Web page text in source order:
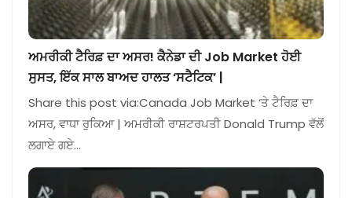
ਅਮਰੀਕੀ ਟੈਰਿਫ਼ ਦਾ ਅਸਰ! ਕੈਨੇਡਾ ਦੀ Job Market ਹੋਈ
ਸੁਸਤ, ਇੱਕ ਸਾਲ ਬਾਅਦ ਹਾਲਤ ‘ਸਟੈਟਿਕ’ |
Share this post via:Canada Job Market ‘ਤੇ ਟੈਰਿਫ਼ ਦਾ
ਅਸਰ, ਵਾਧਾ ਰੁਕਿਆ | ਅਮਰੀਕੀ ਰਾਸ਼ਟਰਪਤੀ Donald Trump ਵੱਲੋਂ
ਲਗਾਏ ਗਏ…